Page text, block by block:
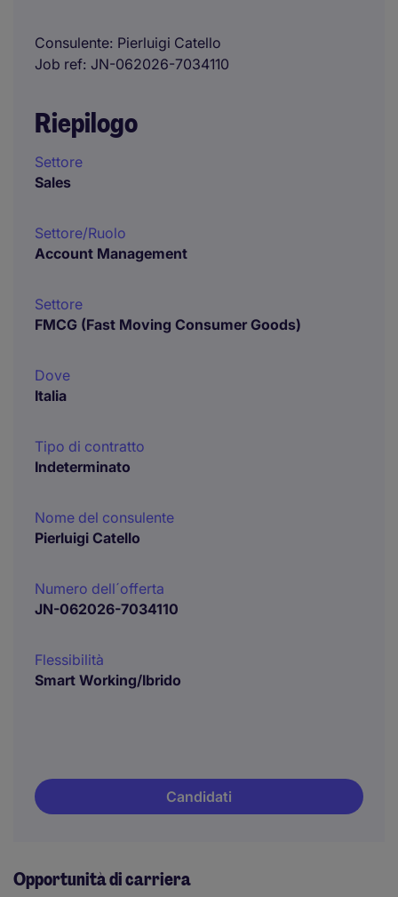
Consulente Pierluigi Catello
Job ref JN-062026-7034110
Riepilogo
Settore
Sales
Settore/Ruolo
Account Management
Settore
FMCG (Fast Moving Consumer Goods)
Dove
Italia
Tipo di contratto
Indeterminato
Nome del consulente
Pierluigi Catello
Numero dell´offerta
JN-062026-7034110
Flessibilità
Smart Working/Ibrido
Candidati
Opportunità di carriera